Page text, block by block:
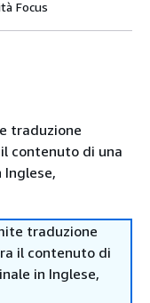
Focus
traduzione
contenuto di una
Inglese,
traduzione
il contenuto di
in Inglese,